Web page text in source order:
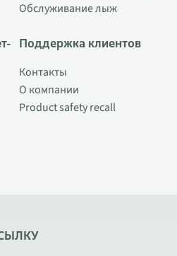
Обслуживание лыж
Поддержка клиентов
Контакты
О компании
Product safety recall